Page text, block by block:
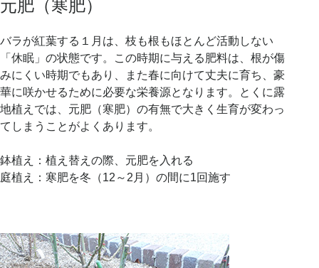
元肥（寒肥）
バラが紅葉する１月は、枝も根もほとんど活動しない
「休眠」の状態です。この時期に与える肥料は、根が傷
みにくい時期でもあり、また春に向けて丈夫に育ち、豪
華に咲かせるために必要な栄養源となります。とくに露
地植えでは、元肥（寒肥）の有無で大きく生育が変わっ
てしまうことがよくあります。
鉢植え：植え替えの際、元肥を入れる
庭植え：寒肥を冬（12～2月）の間に1回施す